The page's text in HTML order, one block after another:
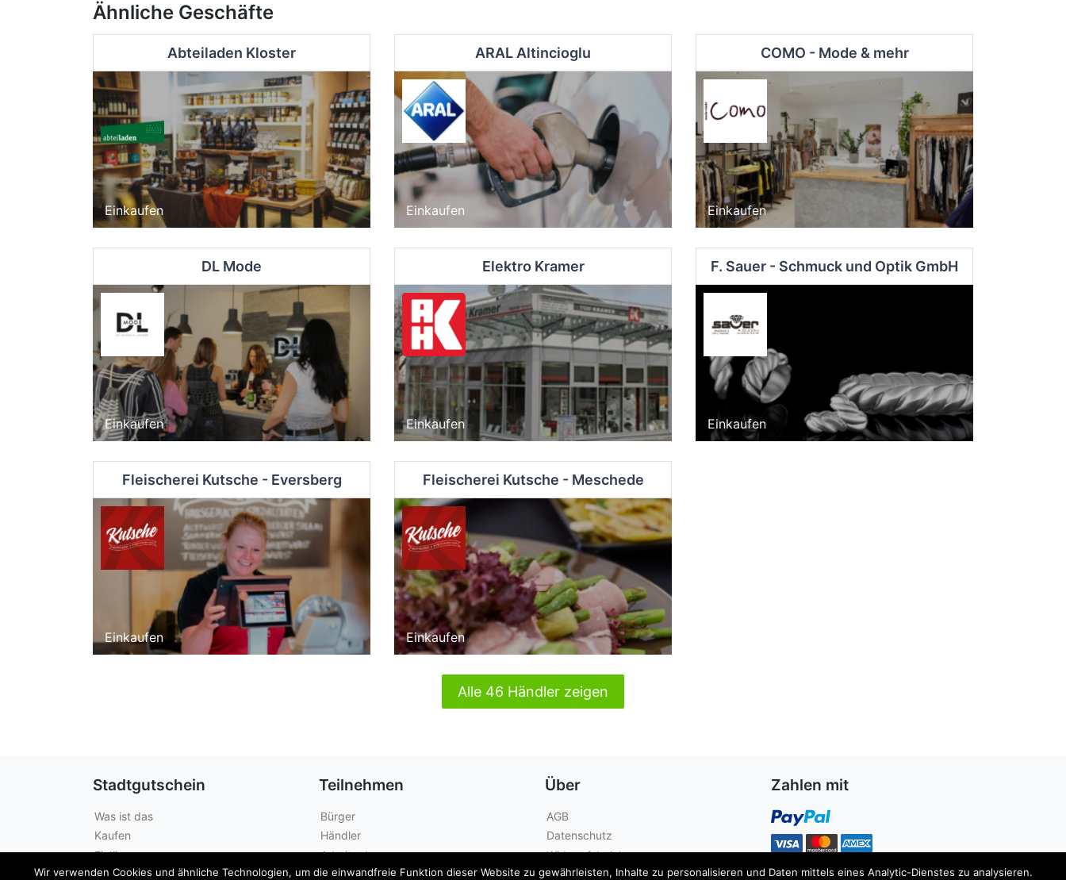
Ähnliche Geschäfte
Abteiladen Kloster
Einkaufen
ARAL Altincioglu
Einkaufen
COMO - Mode & mehr
Einkaufen
DL Mode
Einkaufen
Elektro Kramer
Einkaufen
F. Sauer - Schmuck und Optik GmbH
Einkaufen
Fleischerei Kutsche - Eversberg
Einkaufen
Fleischerei Kutsche - Meschede
Einkaufen
Alle 46 Händler zeigen
Stadtgutschein
Was ist das
Kaufen
Einlösen
Guthabenabfrage
Teilnehmen
Bürger
Händler
Arbeitgeber
Städte
Über
AGB
Datenschutz
Widerrufsbelehrung
Kontakt
Zahlen mit
Wir verwenden Cookies und ähnliche Technologien, um die einwandfreie Funktion dieser Website zu gewährleisten, Inhalte zu personalisieren und Daten mittels eines Analytic-Dienstes zu analysieren.